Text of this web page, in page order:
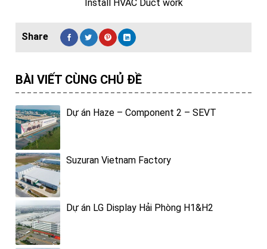
Install HVAC Duct work
BÀI VIẾT CÙNG CHỦ ĐỀ
Dự án Haze – Component 2 – SEVT
Suzuran Vietnam Factory
Dự án LG Display Hải Phòng H1&H2